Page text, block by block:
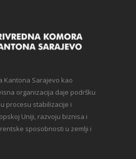
Kantona Sarajevo kao
organizacija daje podršku
procesu stabilizacije i
Uniji, razvoju biznisa i
sposobnosti u zemlji i